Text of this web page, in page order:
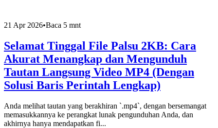
21 Apr 2026•Baca 5 mnt
Selamat Tinggal File Palsu 2KB: Cara
Akurat Menangkap dan Mengunduh
Tautan Langsung Video MP4 (Dengan
Solusi Baris Perintah Lengkap)
Anda melihat tautan yang berakhiran `.mp4`, dengan bersemangat
memasukkannya ke perangkat lunak pengunduhan Anda, dan
akhirnya hanya mendapatkan fi...